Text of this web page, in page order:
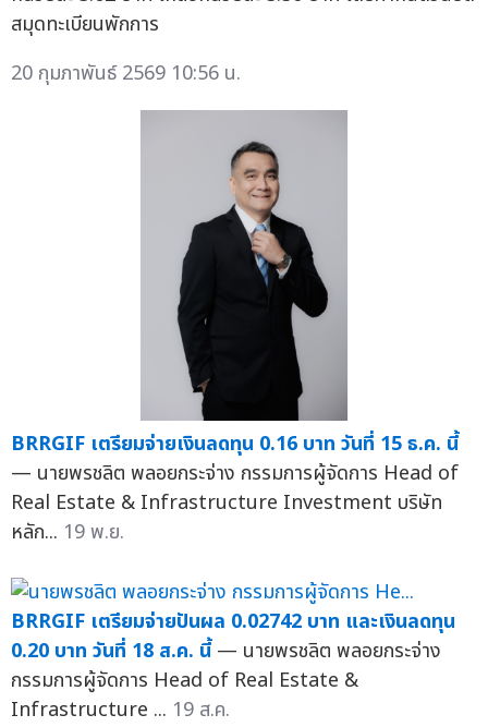
สมุดทะเบียนพักการ
20 กุมภาพันธ์ 2569 10:56 น.
BRRGIF เตรียมจ่ายเงินลดทุน 0.16 บาท วันที่ 15 ธ.ค. นี้
— นายพรชลิต พลอยกระจ่าง กรรมการผู้จัดการ Head of
Real Estate & Infrastructure Investment บริษัท
หลัก... 19 พ.ย.
BRRGIF เตรียมจ่ายปันผล 0.02742 บาท และเงินลดทุน
0.20 บาท วันที่ 18 ส.ค. นี้ — นายพรชลิต พลอยกระจ่าง
กรรมการผู้จัดการ Head of Real Estate &
Infrastructure ... 19 ส.ค.